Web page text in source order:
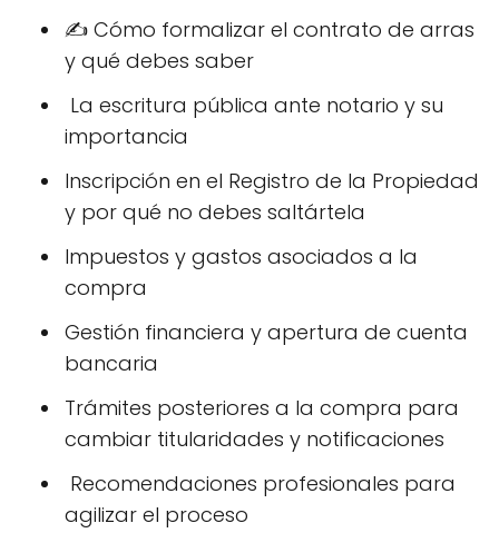
✍️ Cómo formalizar el contrato de arras
y qué debes saber
️ La escritura pública ante notario y su
importancia
Inscripción en el Registro de la Propiedad
y por qué no debes saltártela
Impuestos y gastos asociados a la
compra
Gestión financiera y apertura de cuenta
bancaria
Trámites posteriores a la compra para
cambiar titularidades y notificaciones
‍ Recomendaciones profesionales para
agilizar el proceso